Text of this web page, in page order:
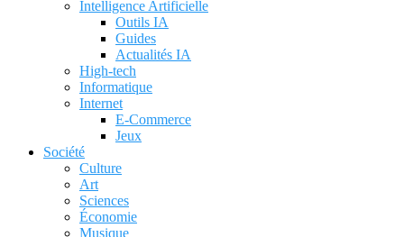
Intelligence Artificielle
Outils IA
Guides
Actualités IA
High-tech
Informatique
Internet
E-Commerce
Jeux
Société
Culture
Art
Sciences
Économie
Musique